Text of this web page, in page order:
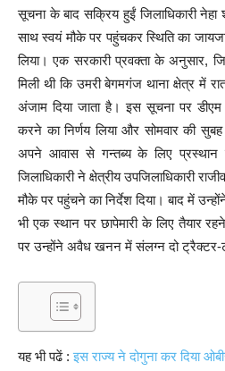
सूचना के बाद सक्रिय हुईं जिलाधिकारी
साथ स्वयं मौके पर पहुंचकर स्थिति का
लिया। एक सरकारी प्रवक्ता के अनुसार,
मिली थी कि उमरी बेगमगंज थाना क्षेत्र में
अंजाम दिया जाता है। इस सूचना पर
करने का निर्णय लिया और सोमवार की
अपने आवास से गन्तब्य के लिए
जिलाधिकारी ने क्षेत्रीय उपजिलाधिकारी
मौके पर पहुंचने का निर्देश दिया। बाद में
भी एक स्थान पर छापेमारी के लिए तैयार
पर उन्होंने अवैध खनन में संलग्न दो ट्रैक्टर-
यह भी पढें :इस राज्य ने दोगुना कर दिया